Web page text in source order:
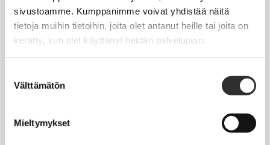
sivustoamme. Kumppanimme voivat yhdistää näitä
tietoja muihin tietoihin, joita olet antanut heille tai joita on
kerätty, kun olet käyttänyt heidän palvelujaan.
valinta
Välttämätön
Mieltymykset
JOBI
TYÖELÄMÄOPAS
Työnhaku
Työsuhde ja virkasuhde
virkaehtosopimukset